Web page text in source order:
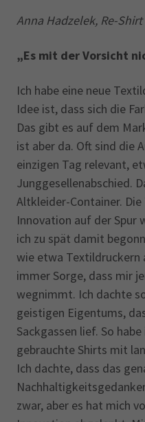
Anna Hadzelek, Re-
„Es mit der Vorsicht
Ich habe eine neue
Idee ist, dass sich die
Das gibt es auf dem
ist aber da. Oft sind die
einzigen Tag relevant,
Junggesellenabschied.
Altkleider-Container.
Innovation auf der Spur
ich zu spät damit
wie etwa Textildruckern
immer Sorge, dass mir
wegnimmt. Ich dachte
geistigen Eigentums,
Sackgassen lief. So
gebrauchte Shirts mit
Ich dachte, dass das
zwar, aber es hat mich